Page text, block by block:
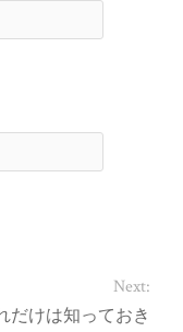
Next:
だけは知っておき